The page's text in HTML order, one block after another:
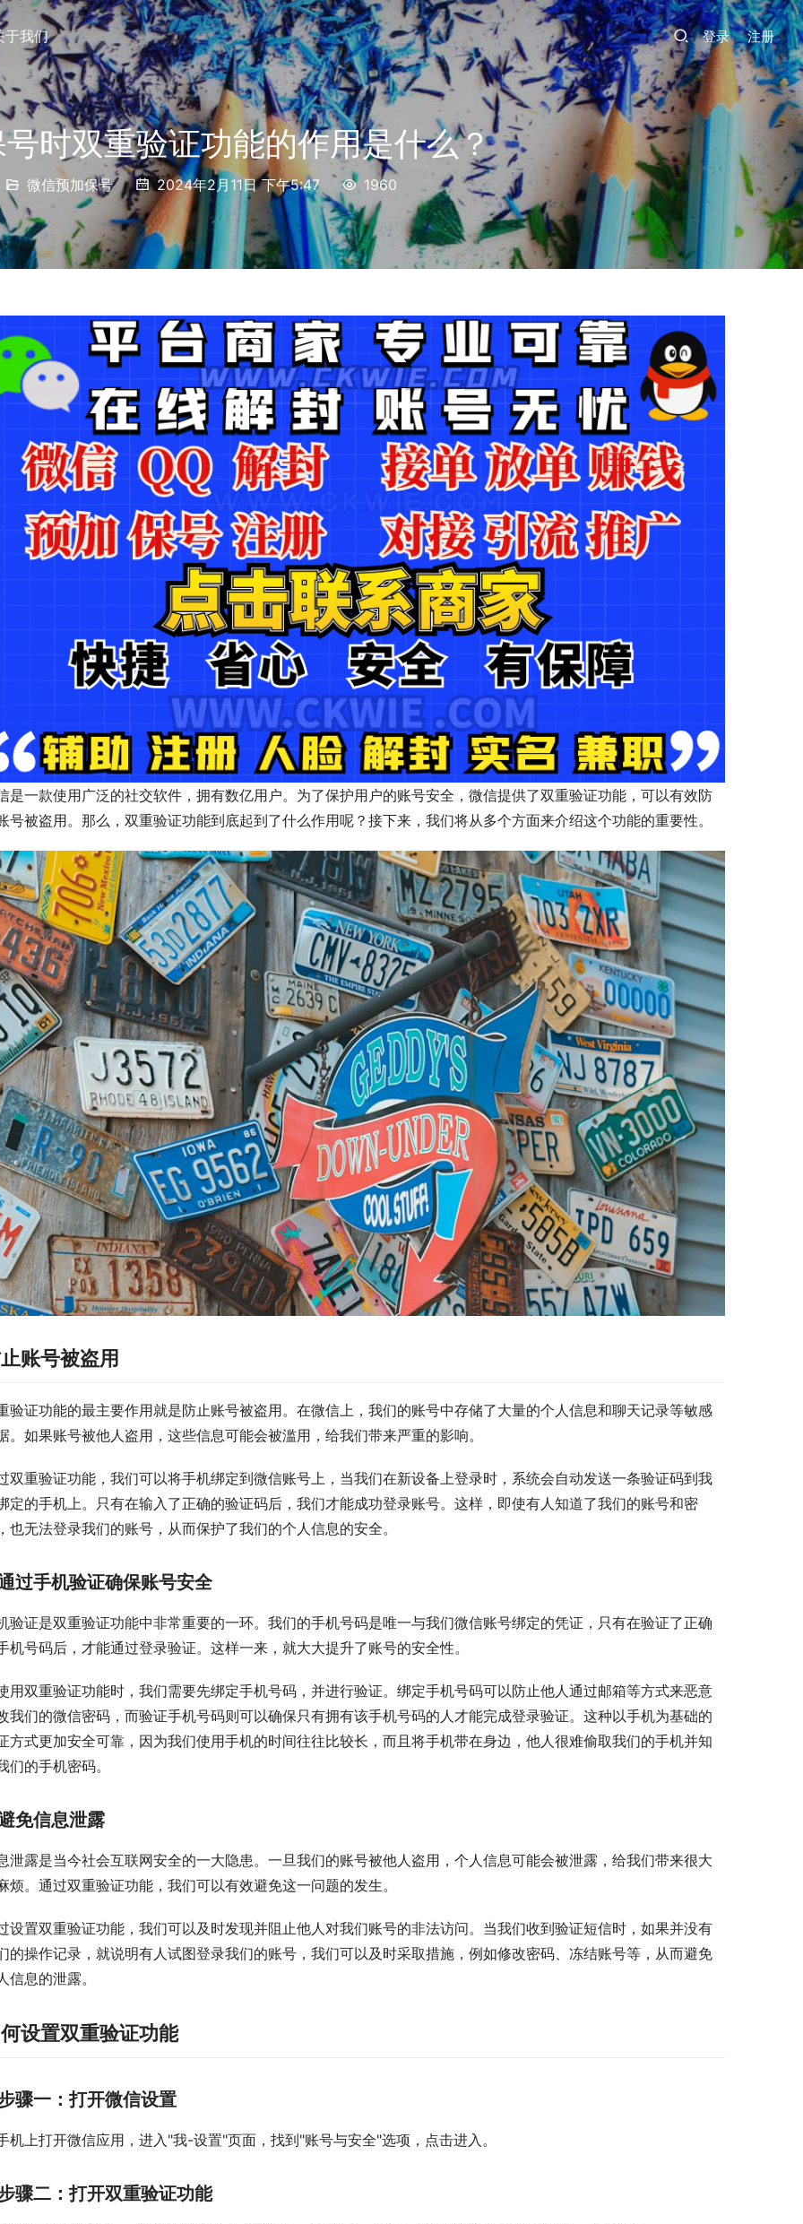
于我们 登录 注册
时双重验证功能的作用是什么？
微信预加保号 2024年2月11日 下午5:47 1960
是一款使用广泛的社交软件，拥有数亿用户。为了保护用户的账号安全，微信提供了双重验证功能，可以有效防
号被盗用。那么，双重验证功能到底起到了什么作用呢？接下来，我们将从多个方面来介绍这个功能的重要性。
账号被盗用
验证功能的最主要作用就是防止账号被盗用。在微信上，我们的账号中存储了大量的个人信息和聊天记录等敏感
。如果账号被他人盗用，这些信息可能会被滥用，给我们带来严重的影响。
双重验证功能，我们可以将手机绑定到微信账号上，当我们在新设备上登录时，系统会自动发送一条验证码到我
定的手机上。只有在输入了正确的验证码后，我们才能成功登录账号。这样，即使有人知道了我们的账号和密
也无法登录我们的账号，从而保护了我们的个人信息的安全。
过手机验证确保账号安全
验证是双重验证功能中非常重要的一环。我们的手机号码是唯一与我们微信账号绑定的凭证，只有在验证了正确
机号码后，才能通过登录验证。这样一来，就大大提升了账号的安全性。
用双重验证功能时，我们需要先绑定手机号码，并进行验证。绑定手机号码可以防止他人通过邮箱等方式来恶意
我们的微信密码，而验证手机号码则可以确保只有拥有该手机号码的人才能完成登录验证。这种以手机为基础的
方式更加安全可靠，因为我们使用手机的时间往往比较长，而且将手机带在身边，他人很难偷取我们的手机并知
们的手机密码。
免信息泄露
泄露是当今社会互联网安全的一大隐患。一旦我们的账号被他人盗用，个人信息可能会被泄露，给我们带来很大
烦。通过双重验证功能，我们可以有效避免这一问题的发生。
设置双重验证功能，我们可以及时发现并阻止他人对我们账号的非法访问。当我们收到验证短信时，如果并没有
的操作记录，就说明有人试图登录我们的账号，我们可以及时采取措施，例如修改密码、冻结账号等，从而避免
信息的泄露。
设置双重验证功能
骤一：打开微信设置
机上打开微信应用，进入"我-设置"页面，找到"账号与安全"选项，点击进入。
骤二：打开双重验证功能